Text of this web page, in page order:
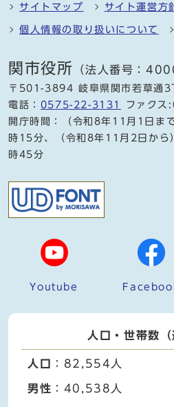
サイトマップ サイト運営方
個人情報の取り扱いについて
関市役所 （法人番号：
〒501-3894 岐阜県関市若草通3
電話： 0575-22-3131
ファク
開庁時間：（令和8年11月1日
時15分、（令和8年11月2日か
時45分
Youtube
人口・世帯数（
人口 ：82,554人
男性 ：40,538人